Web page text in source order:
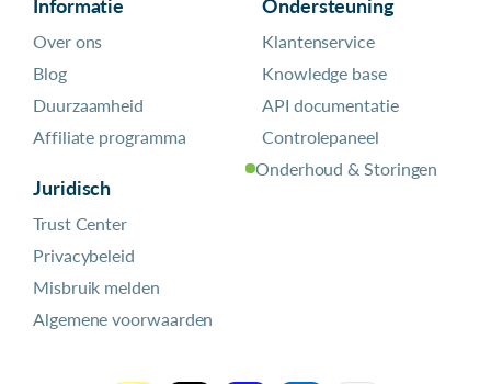
Informatie
Over ons
Blog
Duurzaamheid
Affiliate programma
Juridisch
Trust Center
Privacybeleid
Misbruik melden
Algemene voorwaarden
Ondersteuning
Klantenservice
Knowledge base
API documentatie
Controlepaneel
Onderhoud & Storingen